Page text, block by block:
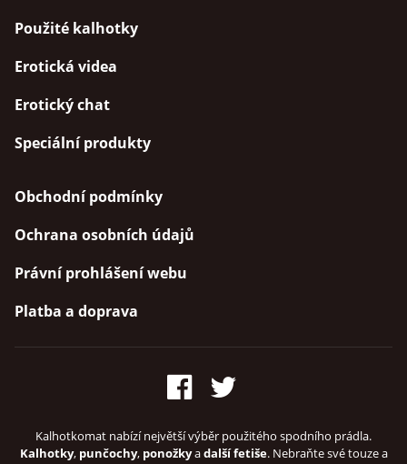
Použité kalhotky
Erotická videa
Erotický chat
Speciální produkty
Obchodní podmínky
Ochrana osobních údajů
Právní prohlášení webu
Platba a doprava
Kalhotkomat nabízí největší výběr použitého spodního prádla.
Kalhotky, punčochy, ponožkyadalší fetiše. Nebraňte své touze a